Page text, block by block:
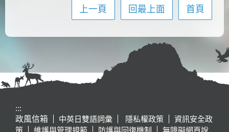
上一頁 回最上面 首頁
:::
政風信箱
中英日雙語詞彙 隱私權政策
資訊安全政
策
維護與管理規範 防護與回復機制 無障礙網頁說